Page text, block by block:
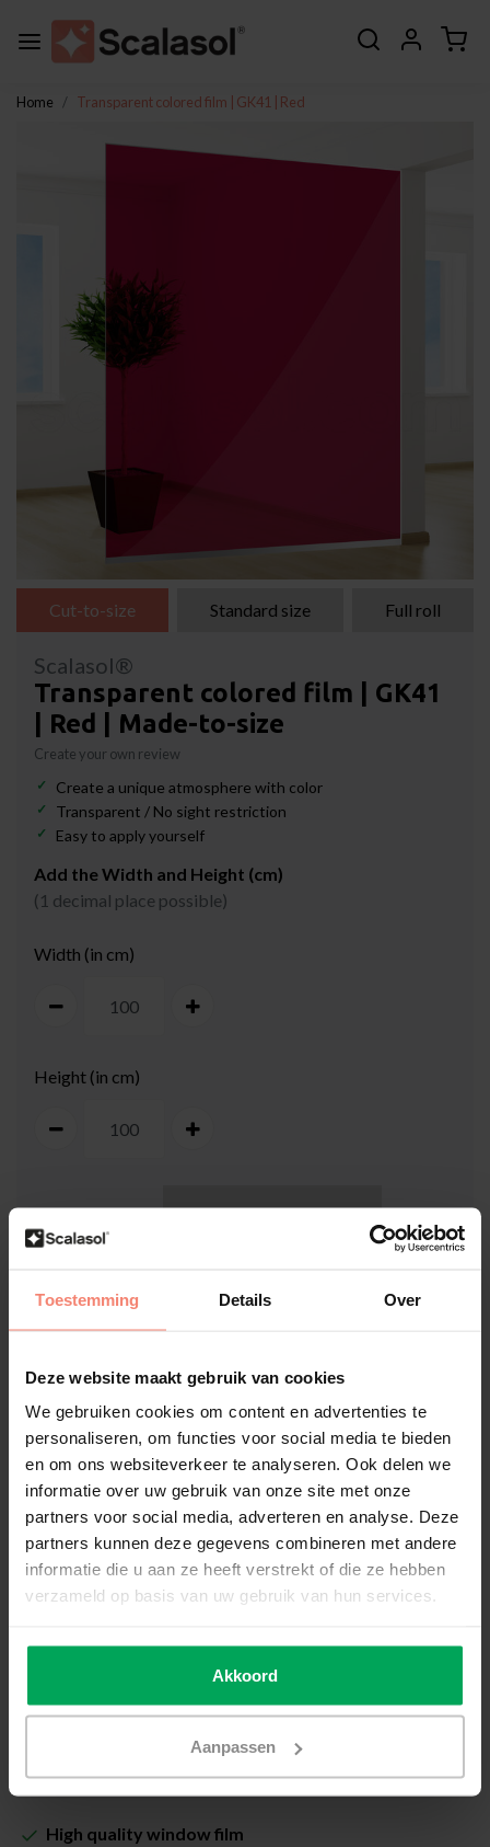
Toestemming Details Over
Deze website maakt gebruik van cookies
We gebruiken cookies om content en advertenties te
personaliseren, om functies voor social media te bieden
en om ons websiteverkeer te analyseren. Ook delen we
informatie over uw gebruik van onze site met onze
partners voor social media, adverteren en analyse. Deze
partners kunnen deze gegevens combineren met andere
informatie die u aan ze heeft verstrekt of die ze hebben
verzameld op basis van uw gebruik van hun services.
Akkoord
Aanpassen
Home Transparent colored film | GK41 | Red
Cut-to-size Standard size Full roll
Scalasol®
Transparent colored film | GK41
| Red | Made-to-size
Create your own review
Create a unique atmosphere with color
Transparent / No sight restriction
Easy to apply yourself
Add the Width and Height (cm)
(1 decimal place possible)
Width (in cm)
Height (in cm)
100 cm
How do I measure my window?
€20,00
Including Scalasol® InstallSure Guarantee
In stock
Add to cart
High quality window film